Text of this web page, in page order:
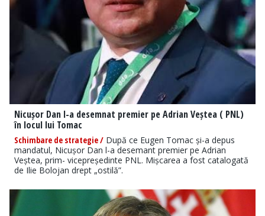
Nicușor Dan l-a desemnat premier pe Adrian Veștea ( PNL)
în locul lui Tomac
Schimbare de strategie / După ce Eugen Tomac și-a depus
mandatul, Nicușor Dan l-a desemant premier pe Adrian
Veștea, prim- vicepreședinte PNL. Mișcarea a fost catalogată
de Ilie Bolojan drept „ostilă”.